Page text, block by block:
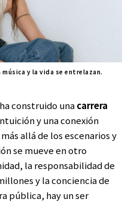
y la vida se entrelazan.
ha construido unacarrera
y una conexión
allá de los escenarios y
se mueve en otro
la responsabilidad de
y la conciencia de
pública, hay un ser